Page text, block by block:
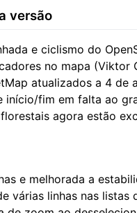
versão
e ciclismo do
no mapa (Viktor
atualizados a 4 de
início/fim em falta ao
agora estão
e melhorada a
várias linhas nas listas